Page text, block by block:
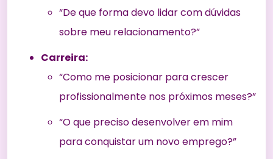
“De que forma devo lidar com dúvidas
sobre meu relacionamento?”
Carreira:
“Como me posicionar para crescer
profissionalmente nos próximos meses?”
“O que preciso desenvolver em mim
para conquistar um novo emprego?”